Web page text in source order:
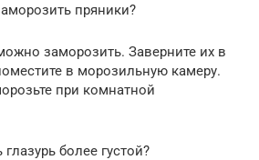
пряники?
заморозить. Заверните их в
в морозильную камеру.
при комнатной
более густой?